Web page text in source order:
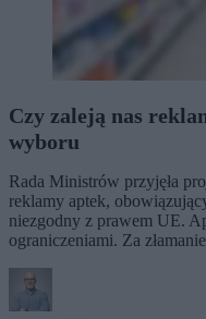
Czy zaleją nas
wyboru
Rada Ministrów przyjęła
reklamy aptek,
niezgodny z prawem UE.
ograniczeniami. Za